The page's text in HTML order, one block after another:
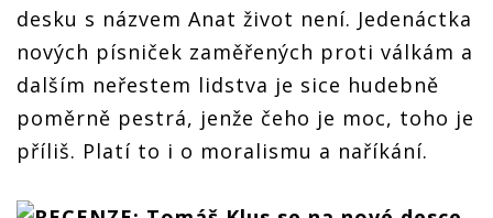
desku s názvem Anat život není. Jedenáctka
nových písniček zaměřených proti válkám a
dalším neřestem lidstva je sice hudebně
poměrně pestrá, jenže čeho je moc, toho je
příliš. Platí to i o moralismu a naříkání.